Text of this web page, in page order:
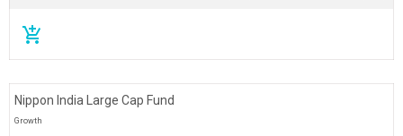
add_shopping_cart
Nippon India Large Cap Fund
Growth